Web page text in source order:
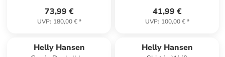
73,99 €
UVP: 180,00 €*
41,99 €
UVP: 100,00 €*
Helly Hansen Helly Hansen